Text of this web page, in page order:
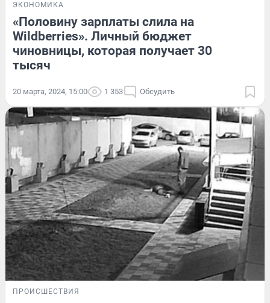
ЭКОНОМИКА
«Половину зарплаты слила на
Wildberries». Личный бюджет
чиновницы, которая получает 30
тысяч
20 марта, 2024, 15:00 1 353 Обсудить
ПРОИСШЕСТВИЯ